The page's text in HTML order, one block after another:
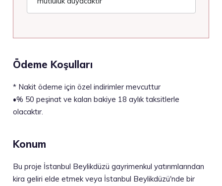
Ödeme Koşulları
* Nakit ödeme için özel indirimler mevcuttur
•% 50 peşinat ve kalan bakiye 18 aylık taksitlerle
olacaktır.
Konum
Bu proje İstanbul Beylikdüzü gayrimenkul yatırımlarından
kira geliri elde etmek veya İstanbul Beylikdüzü'nde bir